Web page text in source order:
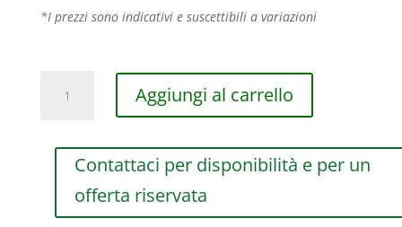
*I prezzi sono indicativi e suscettibili a variazioni
DAMIANI
SMALTO
Aggiungi al carrello
Contattaci per disponibilità e per un
offerta riservata